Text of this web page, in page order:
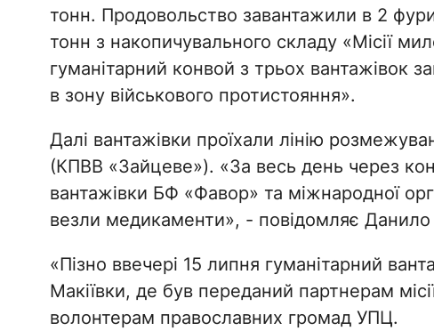
тонн. Продовольство завантажили в 2
тонн з накопичувального складу «Місії
гуманітарний конвой з трьох вантажівок
в зону військового протистояння».
Далі вантажівки проїхали лінію
(КПВВ «Зайцеве»). «За весь день через
вантажівки БФ «Фавор» та міжнародної
везли медикаменти», - повідомляє
«Пізно ввечері 15 липня гуманітарний
Макіївки, де був переданий партнерам
волонтерам православних громад УПЦ.